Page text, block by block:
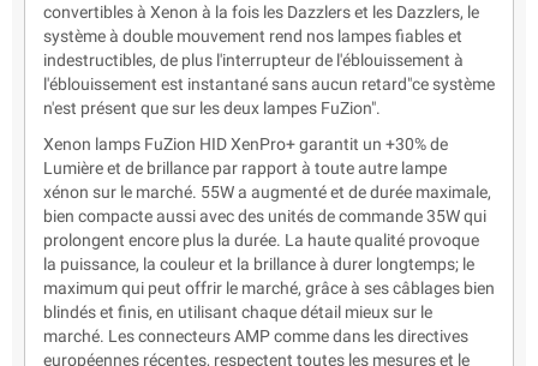
convertibles à Xenon à la fois les Dazzlers et les Dazzlers, le
système à double mouvement rend nos lampes fiables et
indestructibles, de plus l'interrupteur de l'éblouissement à
l'éblouissement est instantané sans aucun retard"ce système
n'est présent que sur les deux lampes FuZion".
Xenon lamps FuZion HID XenPro+ garantit un +30% de
Lumière et de brillance par rapport à toute autre lampe
xénon sur le marché. 55W a augmenté et de durée maximale,
bien compacte aussi avec des unités de commande 35W qui
prolongent encore plus la durée. La haute qualité provoque
la puissance, la couleur et la brillance à durer longtemps; le
maximum qui peut offrir le marché, grâce à ses câblages bien
blindés et finis, en utilisant chaque détail mieux sur le
marché. Les connecteurs AMP comme dans les directives
européennes récentes, respectent toutes les mesures et le